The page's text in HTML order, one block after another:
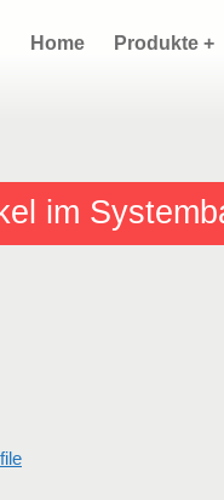
im
Home Produkte +